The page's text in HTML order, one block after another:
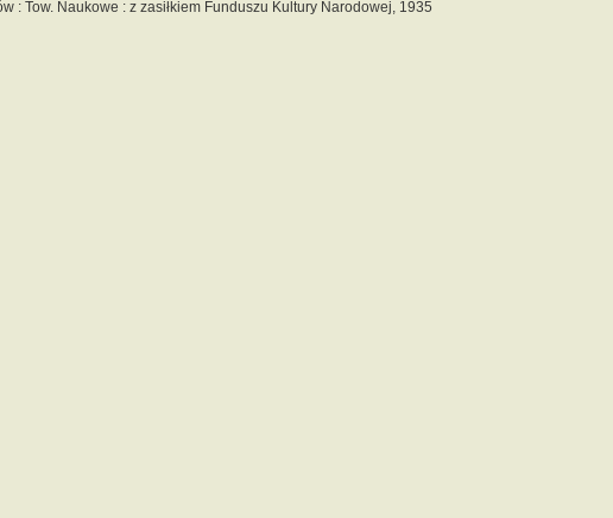
: Tow. Naukowe : z zasiłkiem Funduszu Kultury Narodowej, 1935